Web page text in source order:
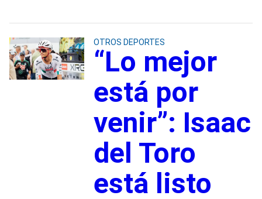
OTROS DEPORTES
“Lo mejor
está por
venir”: Isaac
del Toro
está listo